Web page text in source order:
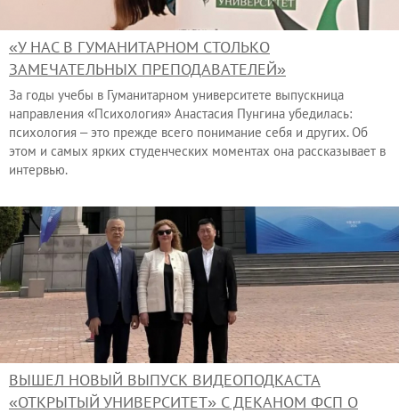
«У НАС В ГУМАНИТАРНОМ СТОЛЬКО
ЗАМЕЧАТЕЛЬНЫХ ПРЕПОДАВАТЕЛЕЙ»
За годы учебы в Гуманитарном университете выпускница
направления «Психология» Анастасия Пунгина убедилась:
психология – это прежде всего понимание себя и других. Об
этом и самых ярких студенческих моментах она рассказывает в
интервью.
ВЫШЕЛ НОВЫЙ ВЫПУСК ВИДЕОПОДКАСТА
«ОТКРЫТЫЙ УНИВЕРСИТЕТ» С ДЕКАНОМ ФСП О